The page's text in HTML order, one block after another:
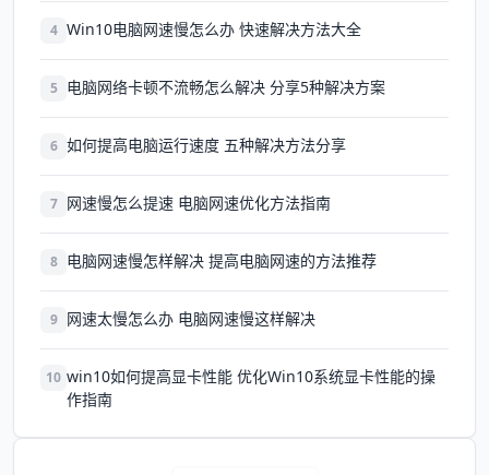
4 Win10电脑网速慢怎么办 快速解决方法大全
5 电脑网络卡顿不流畅怎么解决 分享5种解决方案
6 如何提高电脑运行速度 五种解决方法分享
7 网速慢怎么提速 电脑网速优化方法指南
8 电脑网速慢怎样解决 提高电脑网速的方法推荐
9 网速太慢怎么办 电脑网速慢这样解决
10 win10如何提高显卡性能 优化Win10系统显卡性能的操
作指南